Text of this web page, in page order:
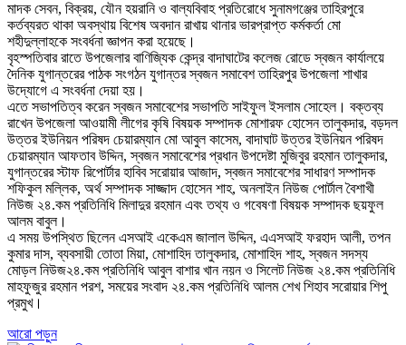
মাদক সেবন, বিক্রয়, যৌন হয়রানি ও বাল্যবিবাহ প্রতিরোধে সুনামগঞ্জের তাহিরপুরে
কর্তব্যরত থাকা অবস্থায় বিশেষ অবদান রাখায় থানার ভারপ্রাপ্ত কর্মকর্তা মো
শহীদুল্লাহকে সংবর্ধনা জ্ঞাপন করা হয়েছে।
বৃহস্পতিবার রাতে উপজেলার বাণিজ্যিক কেন্দ্র বাদাঘাটের কলেজ রোডে স্বজন কার্যালয়ে
দৈনিক যুগান্তরের পাঠক সংগঠন যুগান্তর স্বজন সমাবেশ তাহিরপুর উপজেলা শাখার
উদ্যোগে এ সংবর্ধনা দেয়া হয়।
এতে সভাপতিত্ব করেন স্বজন সমাবেশের সভাপতি সাইফুল ইসলাম সোহেল। বক্তব্য
রাখেন উপজেলা আওয়ামী লীগের কৃষি বিষয়ক সম্পাদক মোশারফ হোসেন তালুকদার, বড়দল
উত্তর ইউনিয়ন পরিষদ চেয়ারম্যান মো আবুল কাসেম, বাদাঘাট উত্তর ইউনিয়ন পরিষদ
চেয়ারম্যান আফতাব উদ্দিন, স্বজন সমাবেশের প্রধান উপদেষ্টা মুজিবুর রহমান তালুকদার,
যুগান্তরের স্টাফ রিপোর্টার হাবিব সরোয়ার আজাদ, স্বজন সমাবেশের সাধারণ সম্পাদক
শফিকুল মল্লিক, অর্থ সম্পাদক সাজ্জাদ হোসেন শাহ, অনলাইন নিউজ পোর্টাল বৈশাখী
নিউজ ২৪.কম প্রতিনিধি মিলাদুর রহমান এবং তথ্য ও গবেষণা বিষয়ক সম্পাদক ছয়ফুল
আলম বাবুল।
এ সময় উপস্থিত ছিলেন এসআই একেএম জালাল উদ্দিন, এএসআই ফরহাদ আলী, তপন
কুমার দাস, ব্যবসায়ী তোতা মিয়া, মোশাহিদ তালুকদার, মোশাহিদ শাহ, স্বজন সদস্য
মোড়ল নিউজ২৪.কম প্রতিনিধি আবুল বাশার খান নয়ন ও সিলেট নিউজ ২৪.কম প্রতিনিধি
মাহফুজুর রহমান পরশ, সময়ের সংবাদ ২৪.কম প্রতিনিধি আলম শেখ শিহাব সরোয়ার শিপু
প্রমুখ।
আরো পড়ুন